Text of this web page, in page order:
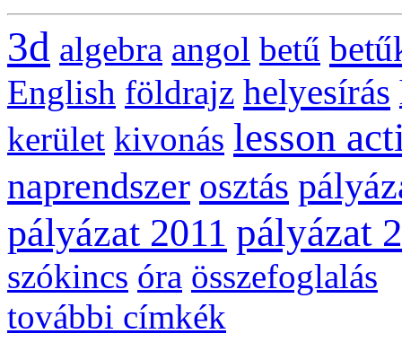
3d algebra angol betű
English földrajz helyesírás
kerület kivonás lesson
naprendszer osztás
pályázat 2011 pályázat
szókincs óra összefoglalás
további címkék